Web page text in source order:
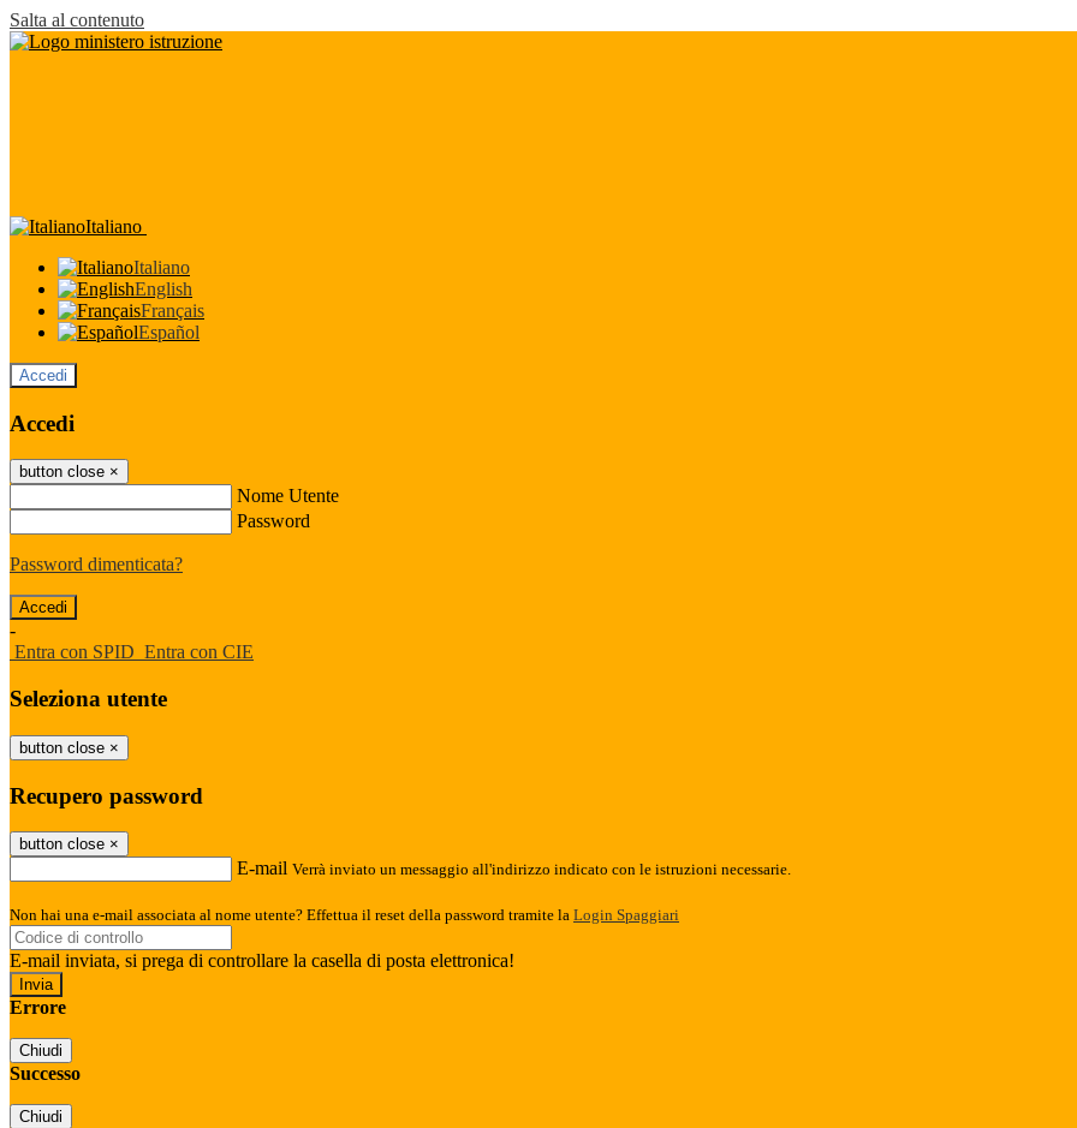
Salta al contenuto
Italiano
Italiano
English
Français
Español
Accedi
Accedi
button close ×
Nome Utente
Password
Password dimenticata?
-
Entra con SPID Entra con CIE
Seleziona utente
button close ×
Recupero password
button close ×
E-mail Verrà inviato un messaggio all'indirizzo indicato con le istruzioni necessarie.
Non hai una e-mail associata al nome utente? Effettua il reset della password tramite la Login Spaggiari
E-mail inviata, si prega di controllare la casella di posta elettronica!
Errore
Chiudi
Successo
Chiudi